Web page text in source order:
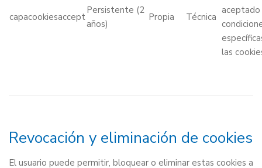
capacookiesaccept
Persistente (2
años)
Propia Técnica
aceptado
las
Revocación y eliminación de cookies
El usuario puede permitir, bloquear o eliminar estas cookies a